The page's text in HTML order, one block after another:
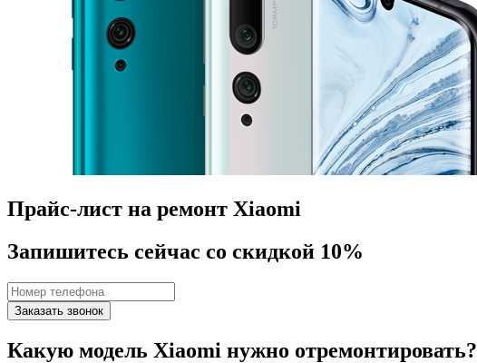
Прайс-лист на ремонт Xiaomi
Запишитесь сейчас со скидкой 10%
Заказать звонок
Какую модель Xiaomi нужно отремонтировать?